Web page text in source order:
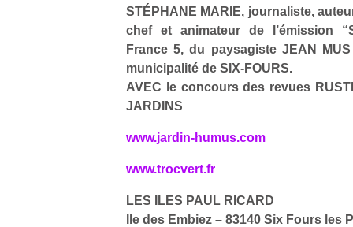
STÉPHANE MARIE, journaliste,
chef et animateur de l’émission
France 5, du paysagiste JEAN
municipalité de SIX-FOURS.
AVEC le concours des revues
JARDINS
www.jardin-humus.com
www.trocvert.fr
LES ILES PAUL RICARD
Ile des Embiez – 83140 Six Fours les